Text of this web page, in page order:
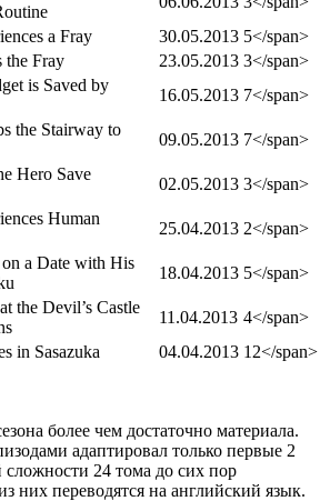
a Fray 30.05.2013 5</span>
the Fray 23.05.2013 3</span>
is Saved by
16.05.2013 7</span>
the Stairway to
09.05.2013 7</span>
Hero Save
02.05.2013 3</span>
Human
25.04.2013 2</span>
a Date with His
18.04.2013 5</span>
the Devil’s Castle
11.04.2013 4</span>
in Sasazuka 04.04.2013 12</span>
более чем достаточно материала.
адаптировал только первые 2
24 тома до сих пор
них переводятся на английский язык.